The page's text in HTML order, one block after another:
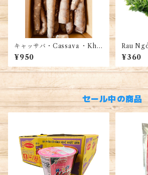
キャッサバ・Cassava ・Kho
ai mi (1kg)
¥950
Rau
-
¥360
セール中の商品